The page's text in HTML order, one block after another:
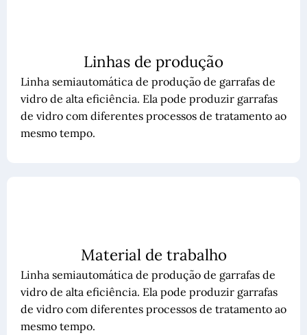
Linhas de produção
Linha semiautomática de produção de garrafas de
vidro de alta eficiência. Ela pode produzir garrafas
de vidro com diferentes processos de tratamento ao
mesmo tempo.
Material de trabalho
Linha semiautomática de produção de garrafas de
vidro de alta eficiência. Ela pode produzir garrafas
de vidro com diferentes processos de tratamento ao
mesmo tempo.